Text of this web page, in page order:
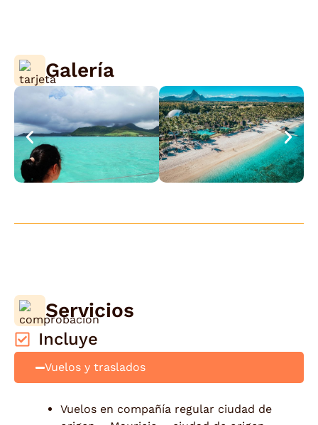
Galería
Servicios
Incluye
Vuelos y traslados
Vuelos en compañía regular ciudad de